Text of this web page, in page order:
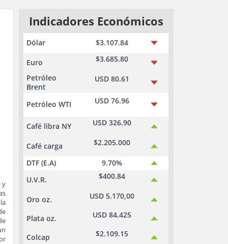
Indicadores Económicos
Dólar $3.107.84
Euro
$3.685.80
Petróleo
Brent
USD 80.61
Petróleo WTI USD 76.96
Café libra NY USD 326.90
Café carga $2.205.000
DTF (E.A)
9.70%
U.V.R.
$400.84
Oro oz. USD 5.170,00
Plata oz. USD 84.425
Colcap $2.109.15